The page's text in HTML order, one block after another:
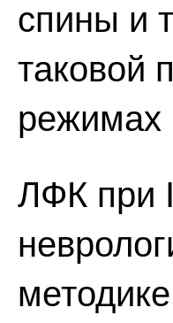
спины и
таковой
режимах
ЛФК при